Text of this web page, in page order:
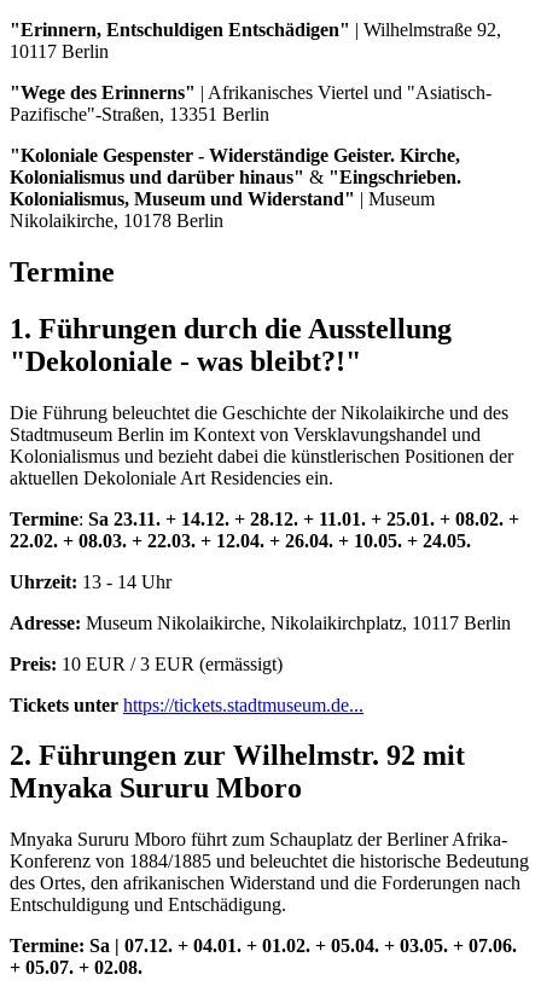
"Erinnern, Entschuldigen Entschädigen" | Wilhelmstraße 92,
10117 Berlin
"Wege des Erinnerns" | Afrikanisches Viertel und "Asiatisch-
Pazifische"-Straßen, 13351 Berlin
"Koloniale Gespenster - Widerständige Geister. Kirche,
Kolonialismus und darüber hinaus" & "Eingschrieben.
Kolonialismus, Museum und Widerstand" | Museum
Nikolaikirche, 10178 Berlin
Termine
1. Führungen durch die Ausstellung
"Dekoloniale - was bleibt?!"
Die Führung beleuchtet die Geschichte der Nikolaikirche und des
Stadtmuseum Berlin im Kontext von Versklavungshandel und
Kolonialismus und bezieht dabei die künstlerischen Positionen der
aktuellen Dekoloniale Art Residencies ein.
Termine: Sa 23.11. + 14.12. + 28.12. + 11.01. + 25.01. + 08.02. +
22.02. + 08.03. + 22.03. + 12.04. + 26.04. + 10.05. + 24.05.
Uhrzeit: 13 - 14 Uhr
Adresse: Museum Nikolaikirche, Nikolaikirchplatz, 10117 Berlin
Preis: 10 EUR / 3 EUR (ermässigt)
Tickets unter https://tickets.stadtmuseum.de...
2. Führungen zur Wilhelmstr. 92 mit
Mnyaka Sururu Mboro
Mnyaka Sururu Mboro führt zum Schauplatz der Berliner Afrika-
Konferenz von 1884/1885 und beleuchtet die historische Bedeutung
des Ortes, den afrikanischen Widerstand und die Forderungen nach
Entschuldigung und Entschädigung.
Termine: Sa | 07.12. + 04.01. + 01.02. + 05.04. + 03.05. + 07.06.
+ 05.07. + 02.08.